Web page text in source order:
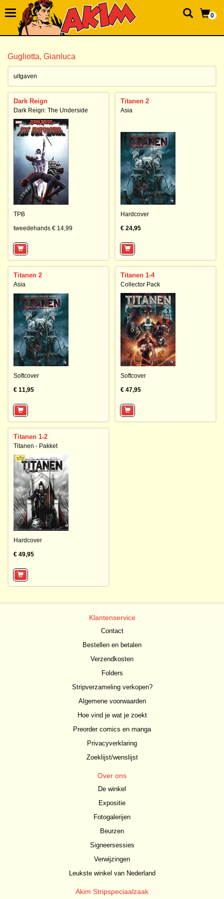
0
Gugliotta, Gianluca
uitgaven
Dark Reign
Dark Reign: The Underside
TPB
tweedehands € 14,99
Titanen 2
Asia
Hardcover
€ 24,95
Titanen 2
Asia
Softcover
€ 11,95
Titanen 1-4
Collector Pack
Softcover
€ 47,95
Titanen 1-2
Titanen - Pakket
Hardcover
€ 49,95
Klantenservice
Contact
Bestellen en betalen
Verzendkosten
Folders
Stripverzameling verkopen?
Algemene voorwaarden
Hoe vind je wat je zoekt
Preorder comics en manga
Privacyverklaring
Zoeklijst/wenslijst
Over ons
De winkel
Expositie
Fotogalerijen
Beurzen
Signeersessies
Verwijzingen
Leukste winkel van Nederland
Akim Stripspeciaalzaak